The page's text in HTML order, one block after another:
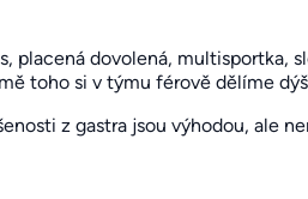
placená dovolená, multisportka,
toho si v týmu férově dělíme
z gastra jsou výhodou, ale